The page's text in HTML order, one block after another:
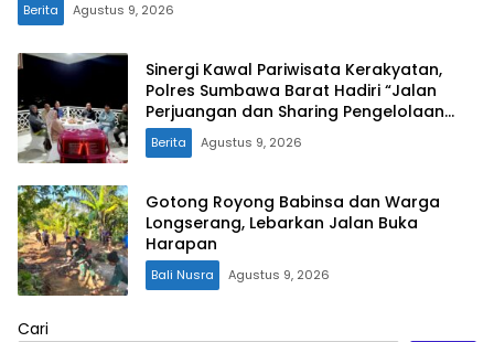
Berita Agustus 9, 2026
Sinergi Kawal Pariwisata Kerakyatan,
Polres Sumbawa Barat Hadiri “Jalan
Perjuangan dan Sharing Pengelolaan
Pariwisata Bendungan Tiu Suntuk”
Berita Agustus 9, 2026
Gotong Royong Babinsa dan Warga
Longserang, Lebarkan Jalan Buka
Harapan
Bali Nusra Agustus 9, 2026
Cari